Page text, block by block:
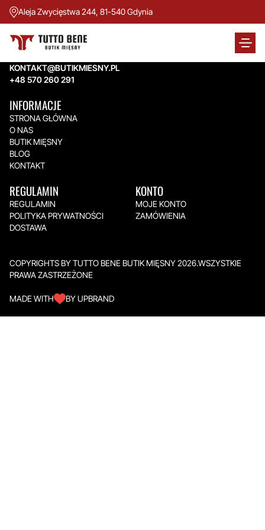
Aleja Zwycięstwa 244, 81-540 Gdynia
TUTTO BENE BUTIK MIĘSNY
Aleja Zwycięstwa 244,
KONTAKT@BUTIKMIESNY.PL
+48 570 260 291
INFORMACJE
STRONA GŁÓWNA
O NAS
BUTIK MIĘSNY
BLOG
KONTAKT
REGULAMIN
REGULAMIN
POLITYKA PRYWATNOŚCI
DOSTAWA
KONTO
MOJE KONTO
ZAMÓWIENIA
COPYRIGHTS BY TUTTO BENE BUTIK MIĘSNY 2026.WSZYSTKIE
PRAWA ZASTRZEŻONE
MADE WITH BY UPBRAND